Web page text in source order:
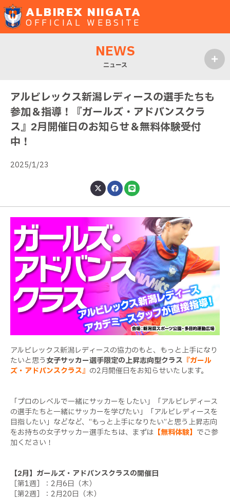
ALBIREX NIIGATA
OFFICIAL WEBSITE
NEWS
ニュース
アルビレックス新潟レディースの選手たちも
参加＆指導！『ガールズ・アドバンスクラ
ス』2月開催日のお知らせ＆無料体験受付
中！
2025/1/23
アルビレックス新潟レディースの協力のもと、もっと上手になり
たいと思う女子サッカー選手限定の上昇志向型クラス 『ガール
ズ・アドバンスクラス』 の2月開催日をお知らせいたします。
「プロのレベルで一緒にサッカーをしたい」「アルビレディース
の選手たちと一緒にサッカーを学びたい」「アルビレディースを
目指したい」などなど、“もっと上手になりたい”と思う上昇志向
をお持ちの女子サッカー選手たちは、まずは 【無料体験】 でご参
加ください！
【2月】ガールズ・アドバンスクラスの開催日
［第1週］：2月6日（木）
［第2週］：2月20日（木）